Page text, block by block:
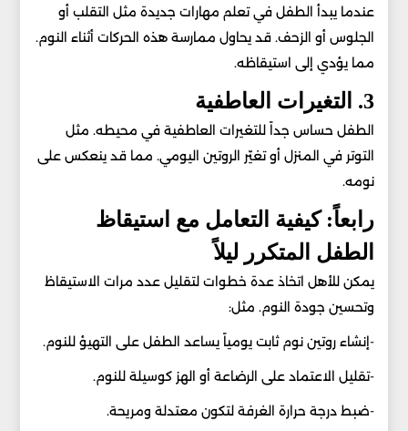
عندما يبدأ الطفل في تعلم مهارات جديدة مثل التقلب أو
الجلوس أو الزحف. قد يحاول ممارسة هذه الحركات أثناء النوم.
مما يؤدي إلى استيقاظه.
3. التغيرات العاطفية
الطفل حساس جداً للتغيرات العاطفية في محيطه. مثل
التوتر في المنزل أو تغيّر الروتين اليومي. مما قد ينعكس على
نومه.
رابعاً: كيفية التعامل مع استيقاظ
الطفل المتكرر ليلاً
يمكن للأهل اتخاذ عدة خطوات لتقليل عدد مرات الاستيقاظ
وتحسين جودة النوم. مثل:
-إنشاء روتين نوم ثابت يومياً يساعد الطفل على التهيؤ للنوم.
-تقليل الاعتماد على الرضاعة أو الهز كوسيلة للنوم.
-ضبط درجة حرارة الغرفة لتكون معتدلة ومريحة.